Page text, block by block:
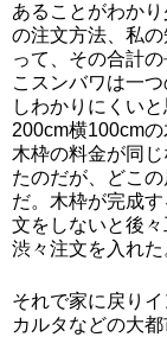
あることがわか
の注文方法、私
って、その合計
こスンバワは一
しわかりにくい
200cm横100cm
木枠の料金が同
たのだが、どこ
だ。木枠が完成
文をしないと後々
渋々注文を入れた
それで家に戻り
カルタなどの大